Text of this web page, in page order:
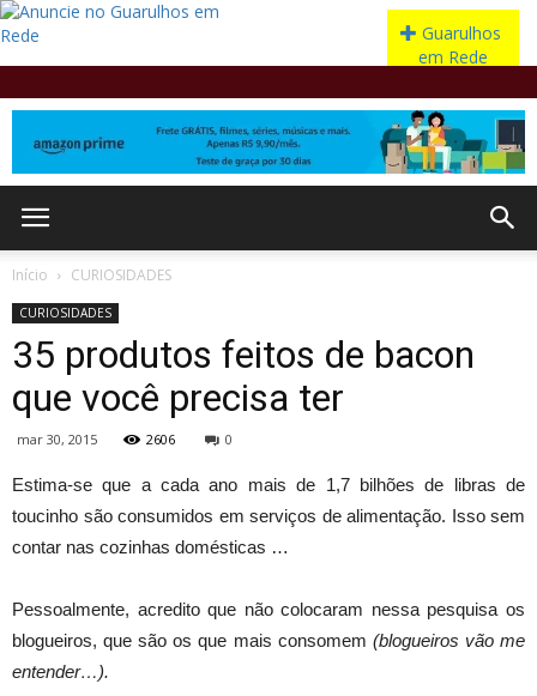
Início CURIOSIDADES
CURIOSIDADES
35 produtos feitos de bacon
que você precisa ter
mar 30, 2015 2606 0
Estima-se que a cada ano mais de 1,7 bilhões de libras de
toucinho são consumidos em serviços de alimentação. Isso sem
contar nas cozinhas domésticas …
Pessoalmente, acredito que não colocaram nessa pesquisa os
blogueiros, que são os que mais consomem (blogueiros vão me
entender…).